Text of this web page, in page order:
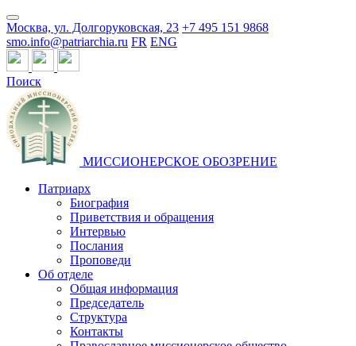
Москва, ул. Долгоруковская, 23 +7 495 151 9868
smo.info@patriarchia.ru FR ENG
Поиск
МИССИОНЕРСКОЕ ОБОЗРЕНИЕ
Патриарх
Биография
Приветствия и обращения
Интервью
Послания
Проповеди
Об отделе
Общая информация
Председатель
Структура
Контакты